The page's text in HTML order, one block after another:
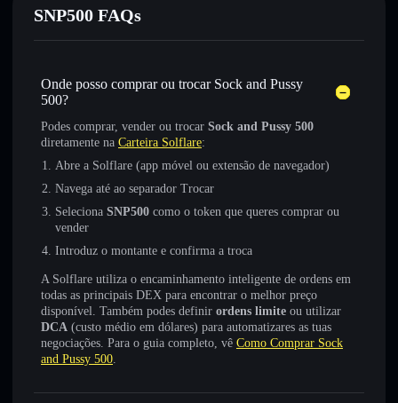
SNP500 FAQs
Onde posso comprar ou trocar Sock and Pussy
500?
Podes comprar, vender ou trocar Sock and Pussy 500
diretamente na Carteira Solflare:
Abre a Solflare (app móvel ou extensão de navegador)
Navega até ao separador Trocar
Seleciona SNP500 como o token que queres comprar ou
vender
Introduz o montante e confirma a troca
A Solflare utiliza o encaminhamento inteligente de ordens em
todas as principais DEX para encontrar o melhor preço
disponível. Também podes definir ordens limite ou utilizar
DCA (custo médio em dólares) para automatizares as tuas
negociações. Para o guia completo, vê Como Comprar Sock
and Pussy 500.